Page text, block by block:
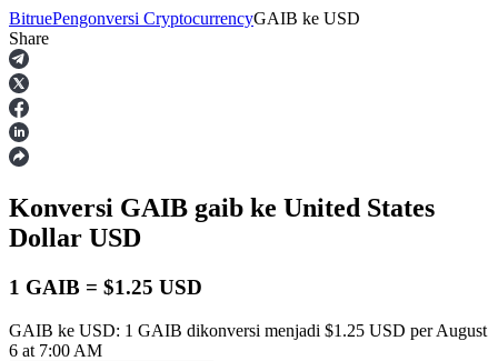
Berjangka
USDT Berjangka
BitruePengonversi CryptocurrencyGAIB ke USD
Share
Konversi GAIB gaib ke United States
Dollar USD
1 GAIB = $1.25 USD
GAIB ke USD: 1 GAIB dikonversi menjadi $1.25 USD per August
6 at 7:00 AM